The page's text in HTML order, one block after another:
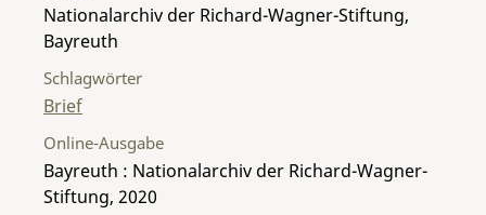
Nationalarchiv der Richard-Wagner-Stiftung,
Bayreuth
Schlagwörter
Brief
Online-Ausgabe
Bayreuth : Nationalarchiv der Richard-Wagner-
Stiftung, 2020